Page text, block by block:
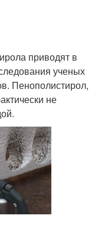
приводят в
ученых
Пенополистирол,
не